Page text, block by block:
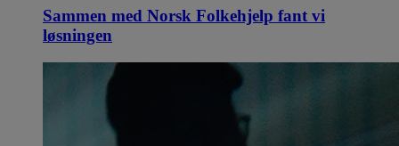
Sammen med Norsk Folkehjelp fant vi
løsningen